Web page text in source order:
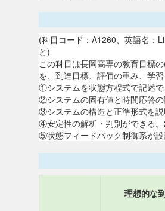
(科目コード：A1260、英語名：
と)
この科目は長岡高専の教育目標
を、到達目標、評価の重み、学
①システムを状態方程式で記述で
②システムの固有値と時間応答
③システムの構造と正準形式を
④安定性の解析・判別ができる。
⑤状態フィードバック制御系が
理想的な